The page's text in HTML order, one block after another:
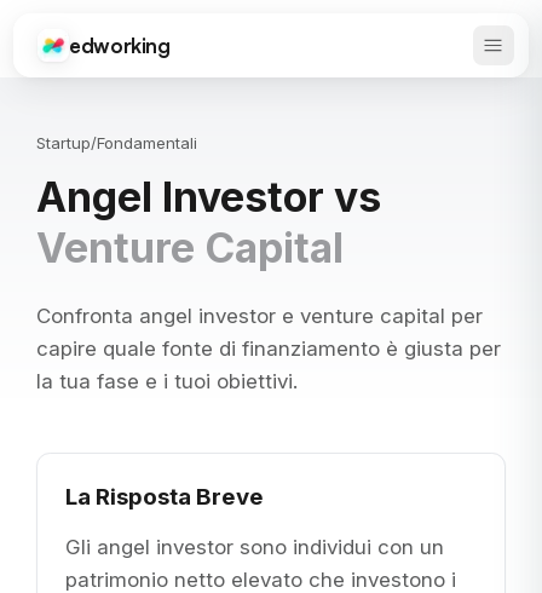
Edworking
edworking Apri
Startup/Fondamentali
Angel Investor vs
Venture Capital
Confronta angel investor e venture capital per
capire quale fonte di finanziamento è giusta per
la tua fase e i tuoi obiettivi.
La Risposta Breve
Gli angel investor sono individui con un
patrimonio netto elevato che investono i